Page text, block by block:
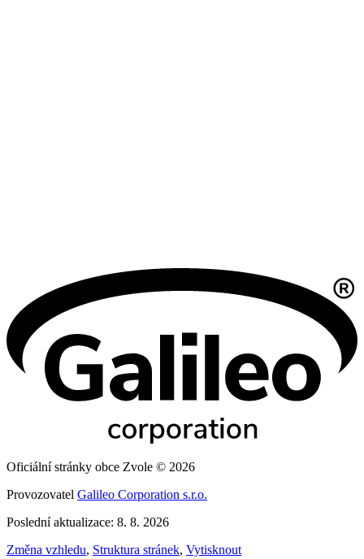
Oficiální stránky obce Zvole © 2026
Provozovatel Galileo Corporation s.r.o.
Poslední aktualizace: 8. 8. 2026
Změna vzhledu, Struktura stránek, Vytisknout